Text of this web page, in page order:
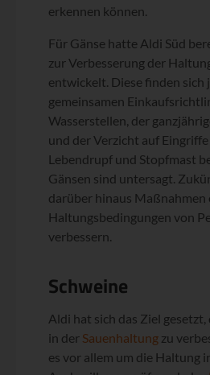
erkennen können.
Für Gänse hatte Aldi Süd
zur Verbesserung der
entwickelt. Diese finden sich
gemeinsamen
Wasserstellen, der
und der Verzicht auf Eingriffe
Lebendrupf und Stopfmast
Gänsen sind untersagt.
darüber hinaus Maßnahmen
Haltungsbedingungen von
verbessern.
Schweine
Aldi hat sich das Ziel
in der Sauenhaltung zu
es vor allem um die Haltung